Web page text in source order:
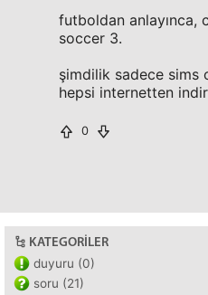
futboldan anlayınca,
soccer 3.
şimdilik sadece sims
hepsi internetten
0
KATEGORILER
duyuru (0)
soru (21)